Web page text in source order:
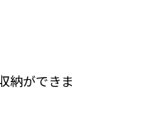
納ができま